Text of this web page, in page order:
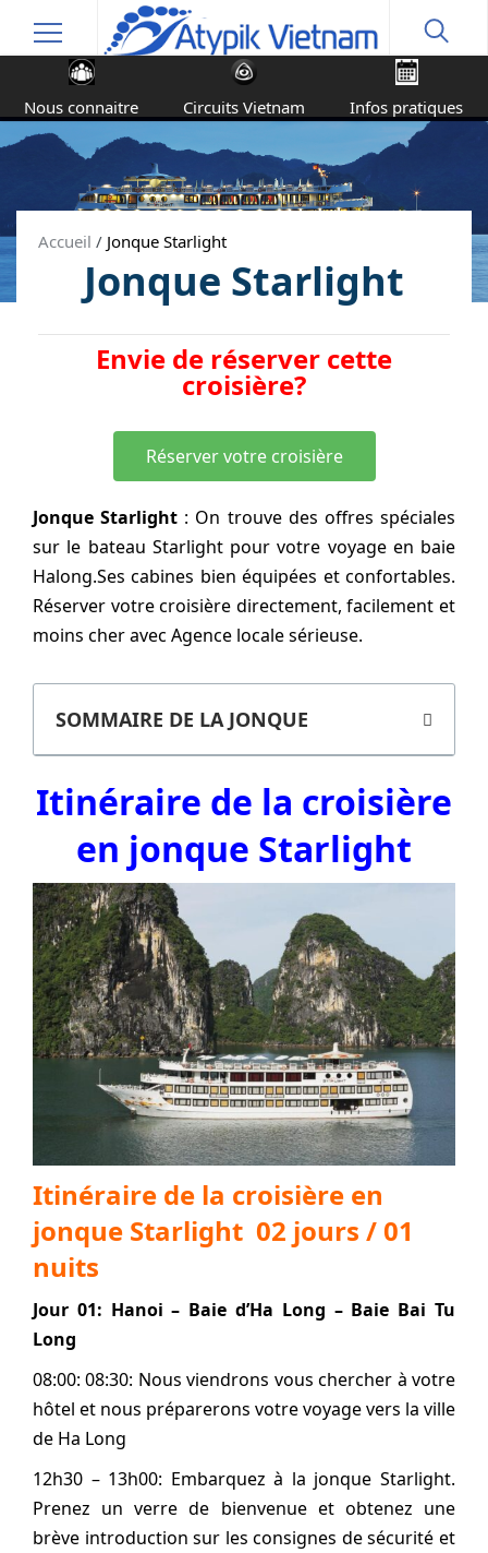
Nous connaitre Circuits Vietnam Infos pratiques
Accueil / Jonque Starlight
Jonque Starlight
Envie de réserver cette
croisière?
Réserver votre croisière
Jonque Starlight : On trouve des offres spéciales
sur le bateau Starlight pour votre voyage en baie
Halong.Ses cabines bien équipées et confortables.
Réserver votre croisière directement, facilement et
moins cher avec Agence locale sérieuse.
SOMMAIRE DE LA JONQUE
Itinéraire de la croisière
en jonque Starlight
Itinéraire de la croisière en
jonque Starlight 02 jours / 01
nuits
Jour 01: Hanoi – Baie d’Ha Long – Baie Bai Tu
Long
08:00: 08:30: Nous viendrons vous chercher à votre
hôtel et nous préparerons votre voyage vers la ville
de Ha Long
12h30 – 13h00: Embarquez à la jonque Starlight.
Prenez un verre de bienvenue et obtenez une
brève introduction sur les consignes de sécurité et